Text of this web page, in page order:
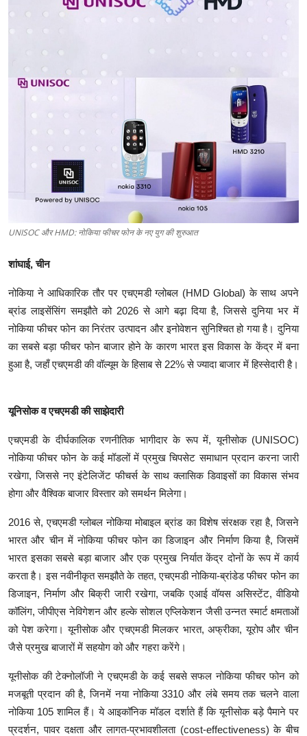
लाइफस्टाइल
UNISOC और HMD: नोकिया फीचर फोन के नए युग की शुरुआत
शांघाई,चीन
नोकिया ने आधिकारिक तौर पर एचएमडी ग्लोबल (HMD Global) के साथ अपने
ब्रांड लाइसेंसिंग समझौते को 2026 से आगे बढ़ा दिया है, जिससे दुनिया भर में
नोकिया फीचर फोन का निरंतर उत्पादन और इनोवेशन सुनिश्चित हो गया है। दुनिया
का सबसे बड़ा फीचर फोन बाजार होने के कारण भारत इस विकास के केंद्र में बना
हुआ है, जहाँ एचएमडी की वॉल्यूम के हिसाब से 22% से ज्यादा बाजार में हिस्सेदारी है।
यूनिसोक व एचएमडी की साझेदारी
एचएमडी के दीर्घकालिक रणनीतिक भागीदार के रूप में, यूनीसोक (UNISOC)
नोकिया फीचर फोन के कई मॉडलों में प्रमुख चिपसेट समाधान प्रदान करना जारी
रखेगा, जिससे नए इंटेलिजेंट फीचर्स के साथ क्लासिक डिवाइसों का विकास संभव
होगा और वैश्विक बाजार विस्तार को समर्थन मिलेगा।
2016 से, एचएमडी ग्लोबल नोकिया मोबाइल ब्रांड का विशेष संरक्षक रहा है, जिसने
भारत और चीन में नोकिया फीचर फोन का डिजाइन और निर्माण किया है, जिसमें
भारत इसका सबसे बड़ा बाजार और एक प्रमुख निर्यात केंद्र दोनों के रूप में कार्य
करता है। इस नवीनीकृत समझौते के तहत, एचएमडी नोकिया-ब्रांडेड फीचर फोन का
डिजाइन, निर्माण और बिक्री जारी रखेगा, जबकि एआई वॉयस असिस्टेंट, वीडियो
कॉलिंग, जीपीएस नेविगेशन और हल्के सोशल एप्लिकेशन जैसी उन्नत स्मार्ट क्षमताओं
को पेश करेगा। यूनीसोक और एचएमडी मिलकर भारत, अफ्रीका, यूरोप और चीन
जैसे प्रमुख बाजारों में सहयोग को और गहरा करेंगे।
यूनीसोक की टेक्नोलॉजी ने एचएमडी के कई सबसे सफल नोकिया फीचर फोन को
मजबूती प्रदान की है, जिनमें नया नोकिया 3310 और लंबे समय तक चलने वाला
नोकिया 105 शामिल हैं। ये आइकॉनिक मॉडल दर्शाते हैं कि यूनीसोक बड़े पैमाने पर
प्रदर्शन, पावर दक्षता और लागत-प्रभावशीलता (cost-effectiveness) के बीच